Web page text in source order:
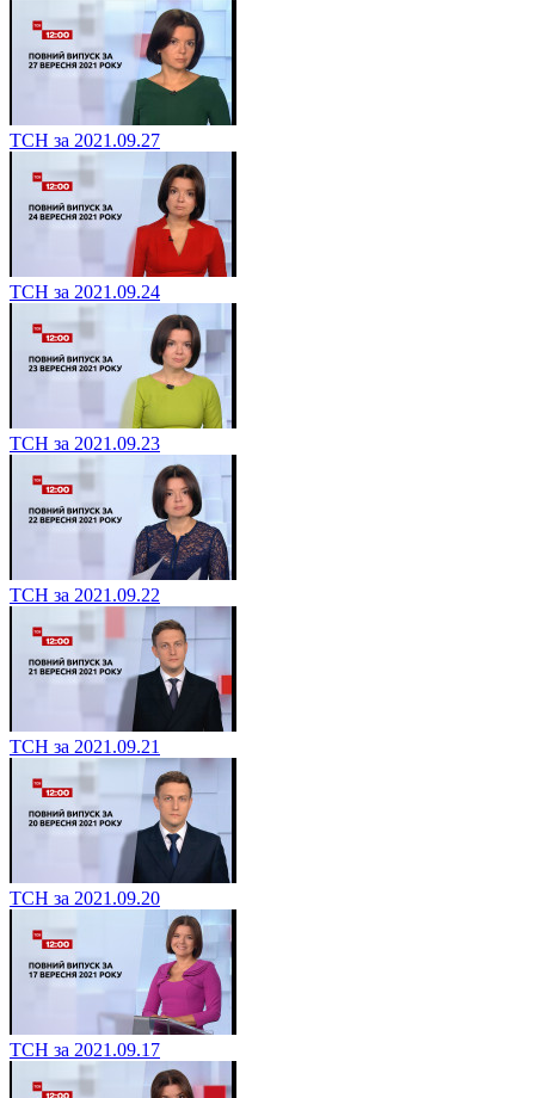
ТСН за 2021.09.27
ТСН за 2021.09.24
ТСН за 2021.09.23
ТСН за 2021.09.22
ТСН за 2021.09.21
ТСН за 2021.09.20
ТСН за 2021.09.17